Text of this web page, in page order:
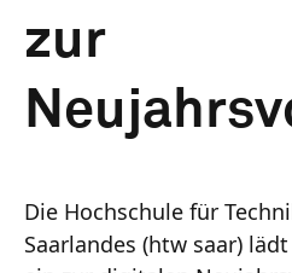
zur
Die Hochschule für
Saarlandes (htw saar)